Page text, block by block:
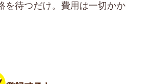
を待つだけ。費用は一切かか